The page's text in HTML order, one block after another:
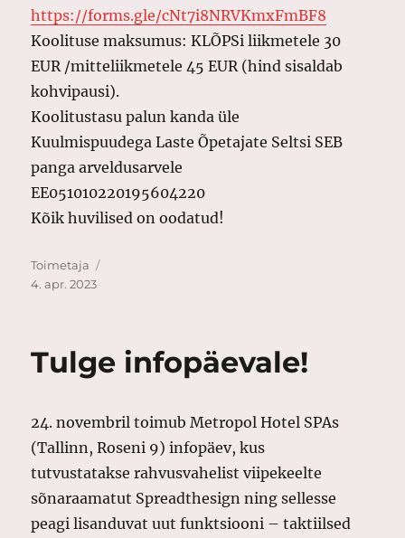
https://forms.gle/cNt7i8NRVKmxFmBF8
Koolituse maksumus: KLÕPSi liikmetele 30
EUR /mitteliikmetele 45 EUR (hind sisaldab
kohvipausi).
Koolitustasu palun kanda üle
Kuulmispuudega Laste Õpetajate Seltsi SEB
panga arveldusarvele
EE051010220195604220
Kõik huvilised on oodatud!
Autor
Toimetaja
4. apr. 2023
Tulge infopäevale!
24. novembril toimub Metropol Hotel SPAs
(Tallinn, Roseni 9) infopäev, kus
tutvustatakse rahvusvahelist viipekeelte
sõnaraamatut Spreadthesign ning sellesse
peagi lisanduvat uut funktsiooni – taktiilsed